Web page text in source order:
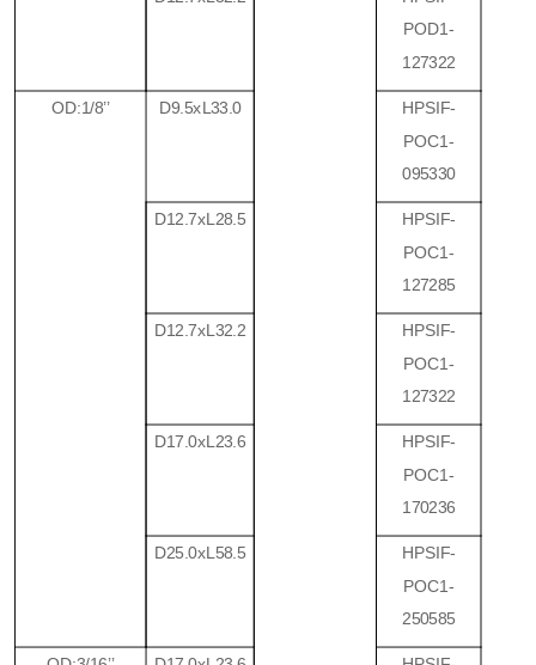
POD1-
127322
OD:1/8’’ D9.5xL33.0 HPSIF-
POC1-
095330
D12.7xL28.5
HPSIF-
POC1-
127285
D12.7xL32.2
HPSIF-
POC1-
127322
D17.0xL23.6 HPSIF-
POC1-
170236
D25.0xL58.5
HPSIF-
POC1-
250585